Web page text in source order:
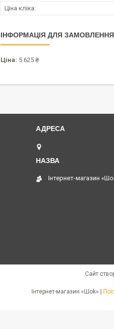
Ціна кліка:
ІНФОРМАЦІЯ ДЛЯ ЗАМОВЛЕННЯ
Ціна: 5 625 ₴
Інтернет-магазин
Сайт